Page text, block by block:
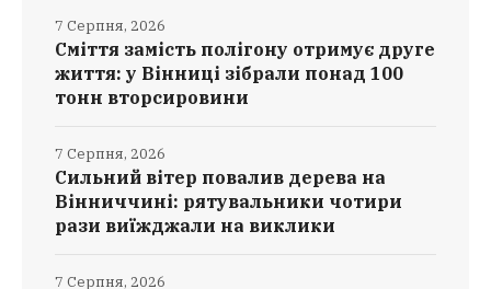
Сміття замість полігону отримує друге
життя: у Вінниці зібрали понад 100
тонн вторсировини
7 Серпня, 2026
Сильний вітер повалив дерева на
Вінниччині: рятувальники чотири
рази виїжджали на виклики
7 Серпня, 2026
7 Серпня, 2026